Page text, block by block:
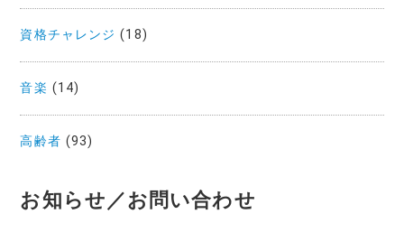
資格チャレンジ (18)
音楽 (14)
高齢者 (93)
お知らせ／お問い合わせ